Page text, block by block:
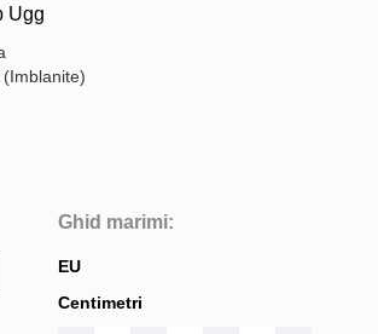
Ugg
Ghid marimi:
EU
Centimetri